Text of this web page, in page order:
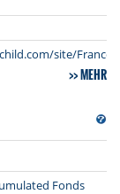
site/France/
MEHR
Fonds